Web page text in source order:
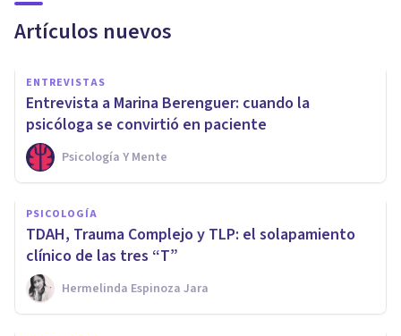
Artículos nuevos
ENTREVISTAS
Entrevista a Marina Berenguer: cuando la
psicóloga se convirtió en paciente
Psicología Y Mente
PSICOLOGÍA
TDAH, Trauma Complejo y TLP: el solapamiento
clínico de las tres “T”
Hermelinda Espinoza Jara